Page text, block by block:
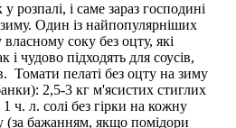
розпалі, і саме зараз господині
Один із найпопулярніших
соку без оцту, які
чудово підходять для соусів,
Томати пелаті без оцту на зиму
2,5-3 кг м'ясистих стиглих
ч. л. солі без гірки на кожну
(за бажанням, якщо помідори